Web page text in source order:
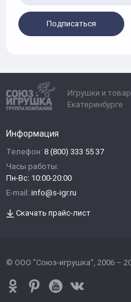
Подписаться
Игрушки и
Екатеринбурге
Информация
Телефон: 8 (800) 333 55 37
Часы работы:
Пн-Вс: 10:00-20:00
E-mail: info@s-igr.ru
Скачать прайс-лист
© ООО "Союз-игрушка", 2006 –